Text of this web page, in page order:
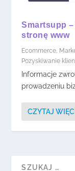
Smartsupp
stronę www
Ecommerce
Pozyskiwanie
Informacje
prowadzeniu
CZYTAJ